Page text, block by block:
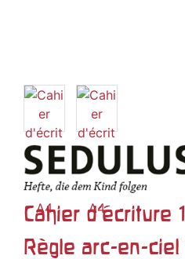
Cahier d'écriture
Règle arc-en-ciel